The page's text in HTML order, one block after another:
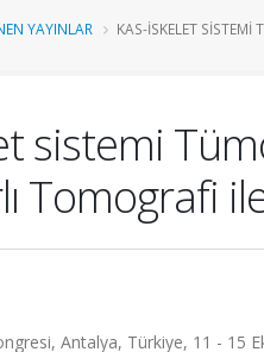
YAYINLAR KAS-İSKELET SISTEMI
sistemi
Tomografi
Antalya, Türkiye, 11 - 15